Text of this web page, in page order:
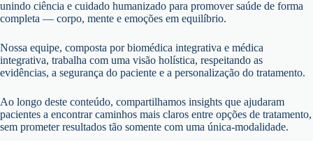
unindo ciência e cuidado humanizado para promover saúde de forma
completa — corpo, mente e emoções em equilíbrio.
Nossa equipe, composta por biomédica integrativa e médica
integrativa, trabalha com uma visão holística, respeitando as
evidências, a segurança do paciente e a personalização do tratamento.
Ao longo deste conteúdo, compartilhamos insights que ajudaram
pacientes a encontrar caminhos mais claros entre opções de tratamento,
sem prometer resultados tão somente com uma única-modalidade.